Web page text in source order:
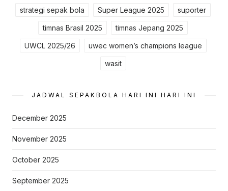
strategi sepak bola Super League 2025 suporter
timnas Brasil 2025 timnas Jepang 2025
UWCL 2025/26 uwec women’s champions league
wasit
JADWAL SEPAKBOLA HARI INI HARI INI
December 2025
November 2025
October 2025
September 2025